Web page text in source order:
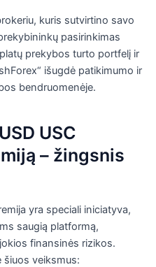
kuris sutvirtino savo
pasirinkimas
prekybos turto portfelį ir
išugdė patikimumo ir
bendruomenėje.
USC
– žingsnis
yra speciali iniciatyva,
saugią platformą,
finansinės rizikos.
šiuos veiksmus: